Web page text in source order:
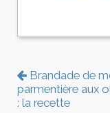
Brandade de
parmentière aux
: la recette